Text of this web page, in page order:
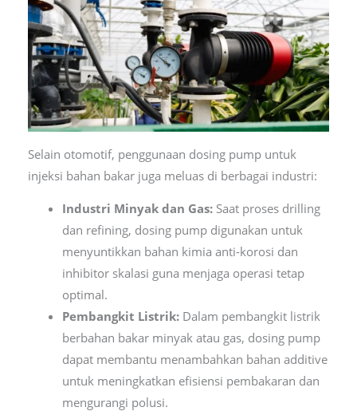
Selain otomotif, penggunaan dosing pump untuk
injeksi bahan bakar juga meluas di berbagai industri:
Industri Minyak dan Gas: Saat proses drilling
dan refining, dosing pump digunakan untuk
menyuntikkan bahan kimia anti-korosi dan
inhibitor skalasi guna menjaga operasi tetap
optimal.
Pembangkit Listrik: Dalam pembangkit listrik
berbahan bakar minyak atau gas, dosing pump
dapat membantu menambahkan bahan additive
untuk meningkatkan efisiensi pembakaran dan
mengurangi polusi.